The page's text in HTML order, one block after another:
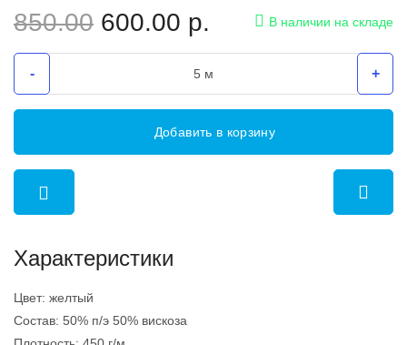
850.00 600.00 р. В наличии на складе
- +
Добавить в корзину
Характеристики
Цвет: желтый
Состав: 50% п/э 50% вискоза